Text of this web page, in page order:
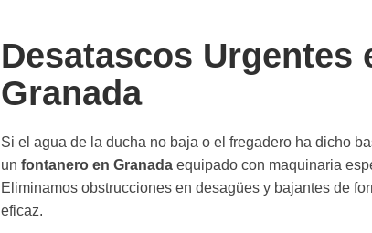
Desatascos Urgentes
Granada
Si el agua de la ducha no baja o el fregadero ha dicho
un fontanero en Granada equipado con maquinaria
Eliminamos obstrucciones en desagües y bajantes de
eficaz.